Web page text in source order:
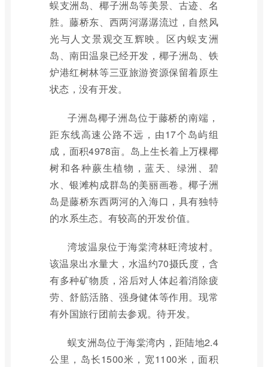
蜈支洲岛、椰子洲岛等美景、古迹、名
胜。藤桥东、西两河潺潺流过，自然风
光与人文景观交互辉映。区内蜈支洲
岛、南田温泉已经开发，椰子洲岛、铁
炉港红树林等三亚旅游资源保留着原生
状态，没有开发。
子洲岛椰子洲岛位于藤桥的南端，
距东线高速公路不远，由17个岛屿组
成，面积4978亩。岛上生长着上万棵椰
树和各种蕨生植物，蓝天、绿洲、碧
水、银滩构成群岛的美丽画卷。椰子洲
岛是藤桥东西两河的入海口，具有独特
的水系生态。有较高的开发价值。
湾坡温泉位于海棠湾林旺湾坡村。
该温泉出水量大，水温约70摄氏度，含
有多种矿物质，浴后对人体起着消除疲
劳、舒筋活胳、强身健体等作用。现常
有外国旅行团前去参观。待开发。
蜈支洲岛位于海棠湾内，距陆地2.4
公里，岛长1500米，宽1100米，面积